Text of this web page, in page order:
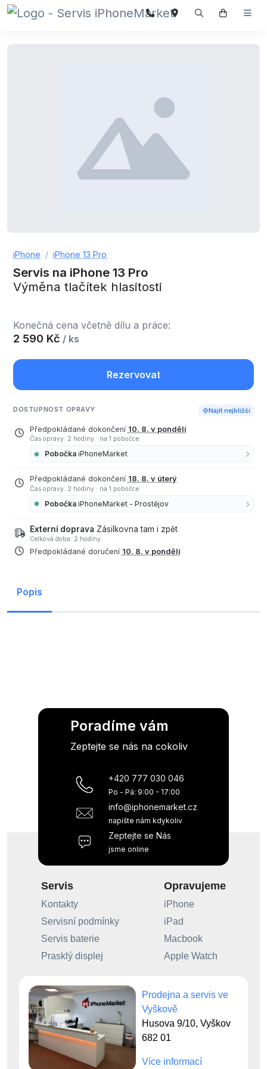
iPhone iPhone 13 Pro
Servis na iPhone 13 Pro
Výměna tlačítek hlasitosti
Konečná cena včetně dílu a práce:
2 590 Kč / ks
Rezervovat
DOSTUPNOST OPRAVY Najít nejbližší
Předpokládané dokončení 10. 8. v pondělí
Čas opravy: 2 hodiny · na 1 pobočce
Pobočka iPhoneMarket
Předpokládané dokončení 18. 8. v úterý
Čas opravy: 2 hodiny · na 1 pobočce
Pobočka iPhoneMarket - Prostějov
Externí doprava Zásilkovna tam i zpět
Celková doba: 2 hodiny
Předpokládané doručení 10. 8. v pondělí
Popis
Poradíme vám
Zeptejte se nás na cokoliv
+420 777 030 046
Po - Pá: 9:00 - 17:00
info@iphonemarket.cz
napište nám kdykoliv
Zeptejte se Nás
jsme online
Servis
Kontakty
Servisní podmínky
Servis baterie
Prasklý displej
Opravujeme
iPhone
iPad
Macbook
Apple Watch
Prodejna a servis ve
Vyškově
Husova 9/10, Vyškov
682 01
Více informací